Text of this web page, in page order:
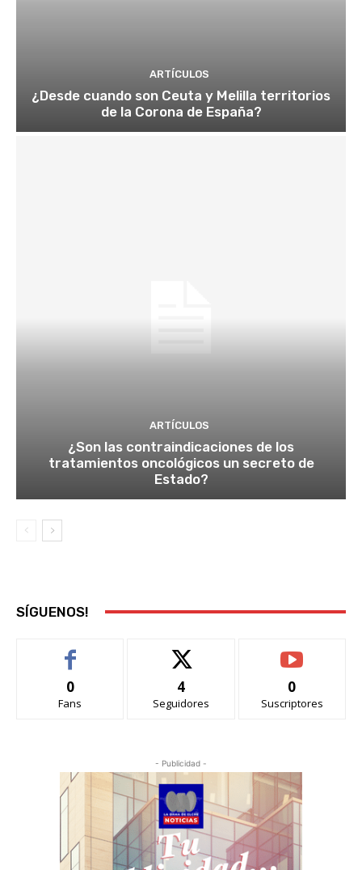
ARTÍCULOS
¿Desde cuando son Ceuta y Melilla territorios
de la Corona de España?
ARTÍCULOS
¿Son las contraindicaciones de los
tratamientos oncológicos un secreto de
Estado?
SÍGUENOS!
0
Fans
4
Seguidores
0
Suscriptores
- Publicidad -